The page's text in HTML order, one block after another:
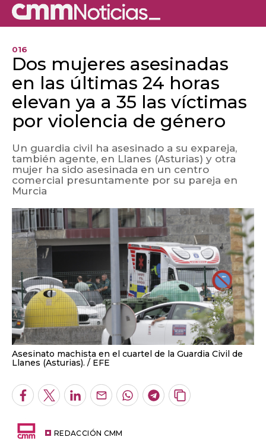
016
Dos mujeres asesinadas
en las últimas 24 horas
elevan ya a 35 las víctimas
por violencia de género
Un guardia civil ha asesinado a su expareja,
también agente, en Llanes (Asturias) y otra
mujer ha sido asesinada en un centro
comercial presuntamente por su pareja en
Murcia
Asesinato machista en el cuartel de la Guardia Civil de
Llanes (Asturias).
EFE
Facebook
TwitterLinkedInEnviarWhatsapp
Telegram
Copiar
REDACCIÓN CMM